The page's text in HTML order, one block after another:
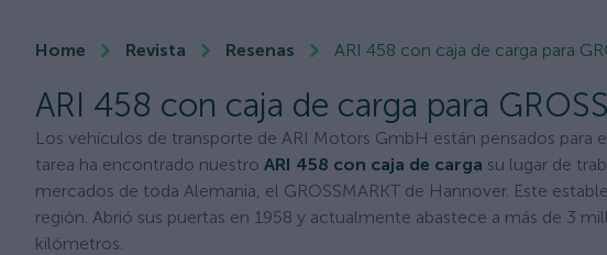
Home Revista Resenas ARI 458 con caja de carga para
ARI 458 con caja de carga para
Los vehículos de transporte de ARI Motors GmbH están pensados para
tarea ha encontrado nuestro ARI 458 con caja de carga su lugar de
mercados de toda Alemania, el GROSSMARKT de Hannover. Este
región. Abrió sus puertas en 1958 y actualmente abastece a más de 3
kilómetros.